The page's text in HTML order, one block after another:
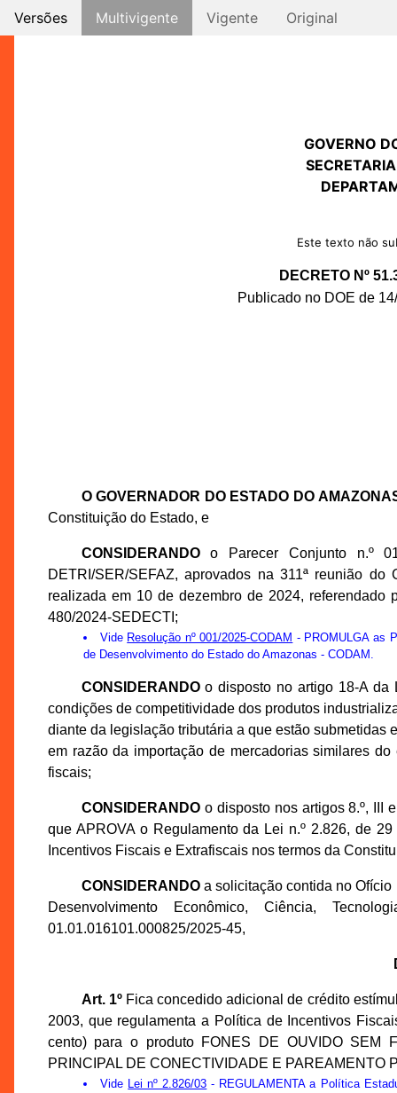
Versões Multivigente Vigente Original
GOVERNO
Este texto não
DECRETO Nº
Publicado no DOE de
O GOVERNADOR DO ESTADO DO
Constituição do Estado, e
CONSIDERANDOo Parecer Conjunto n.º
DETRI/SER/SEFAZ, aprovados na 311ª reunião
realizada em 10 de dezembro de 2024, referendado
480/2024-SEDECTI;
Vide Resolução nº 001/2025-CODAM - PROMULGA as
de Desenvolvimento do Estado do Amazonas - CODAM.
CONSIDERANDOo disposto no artigo 18-A da
condições de competitividade dos produtos
diante da legislação tributária a que estão submetidas
em razão da importação de mercadorias similares
fiscais;
CONSIDERANDOo disposto nos artigos 8.º, III
que APROVA o Regulamento da Lei n.º 2.826, de
Incentivos Fiscais e Extrafiscais nos termos da
CONSIDERANDOa solicitação contida no Ofício
Desenvolvimento Econômico, Ciência,
01.01.016101.000825/2025-45,
Art. 1ºFica concedido adicional de crédito
2003, que regulamenta a Política de Incentivos
cento) para o produto FONES DE OUVIDO SEM
PRINCIPAL DE CONECTIVIDADE E PAREAMENTO
Vide Lei nº 2.826/03 - REGULAMENTA a Política